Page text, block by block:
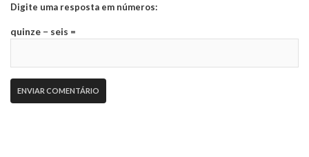
Digite uma resposta em números:
quinze − seis =